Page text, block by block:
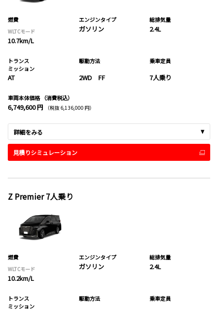
燃費
WLTCモード
10.7km/L
エンジンタイプ
ガソリン
総排気量
2.4L
トランス
ミッション
AT
駆動方法
2WD FF
乗車定員
7人乗り
車両本体価格 （消費税込）
6,749,600 円 （税抜 6,136,000 円）
詳細をみる
見積りシミュレーション
Z Premier 7人乗り
燃費
WLTCモード
10.2km/L
エンジンタイプ
ガソリン
総排気量
2.4L
トランス
ミッション
駆動方法 乗車定員